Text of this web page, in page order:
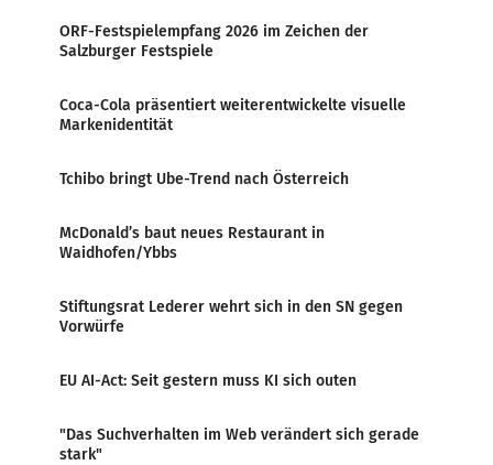
ORF-Festspielempfang 2026 im Zeichen der
Salzburger Festspiele
Coca-Cola präsentiert weiterentwickelte visuelle
Markenidentität
Tchibo bringt Ube-Trend nach Österreich
McDonald’s baut neues Restaurant in
Waidhofen/Ybbs
Stiftungsrat Lederer wehrt sich in den SN gegen
Vorwürfe
EU AI-Act: Seit gestern muss KI sich outen
"Das Suchverhalten im Web verändert sich gerade
stark"